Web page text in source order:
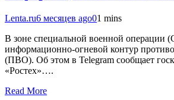
Lenta.ru6 месяцев ago01 mins
В зоне специальной военной операции
информационно-огневой контур
(ПВО). Об этом в Telegram сообщает
«Ростех»….
Read More